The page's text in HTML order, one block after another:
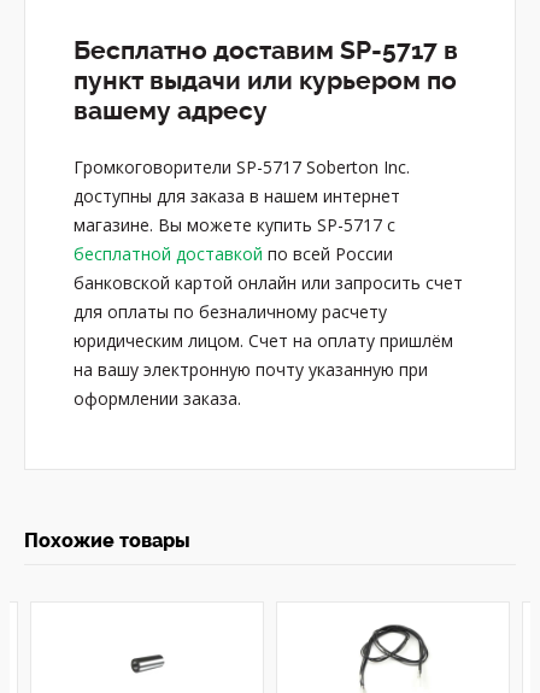
Бесплатно доставим SP-5717 в
пункт выдачи или курьером по
вашему адресу
Громкоговорители SP-5717 Soberton Inc.
доступны для заказа в нашем интернет
магазине. Вы можете купить SP-5717 с
бесплатной доставкой по всей России
банковской картой онлайн или запросить счет
для оплаты по безналичному расчету
юридическим лицом. Счет на оплату пришлём
на вашу электронную почту указанную при
оформлении заказа.
Похожие товары